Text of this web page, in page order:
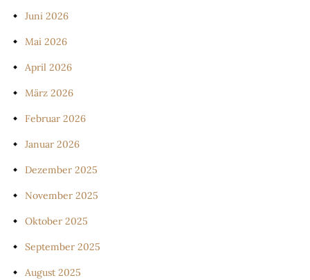
Juni 2026
Mai 2026
April 2026
März 2026
Februar 2026
Januar 2026
Dezember 2025
November 2025
Oktober 2025
September 2025
August 2025